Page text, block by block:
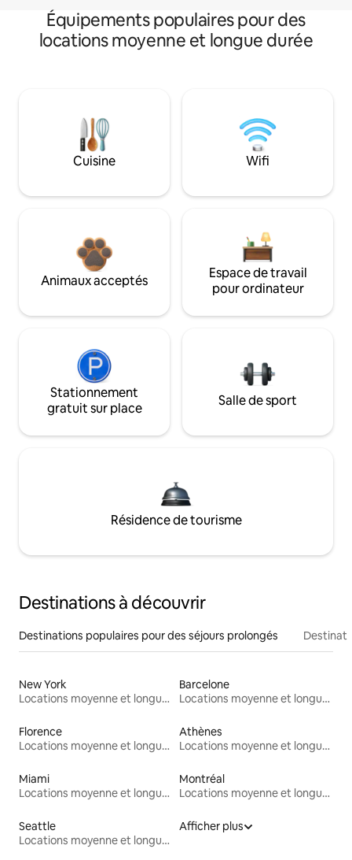
Équipements populaires pour des
locations moyenne et longue durée
Cuisine Wifi
Animaux acceptés
Espace de travail
pour ordinateur
Stationnement
gratuit sur place
Salle de sport
Résidence de tourisme
Destinations à découvrir
Destinations populaires pour des séjours prolongés
New York
Locations moyenne et longue durée
Barcelone
Locations moyenne et longue durée
Florence
Locations moyenne et longue durée
Athènes
Locations moyenne et longue durée
Miami
Locations moyenne et longue durée
Montréal
Locations moyenne et longue durée
Seattle
Locations moyenne et longue durée
Afficher plus